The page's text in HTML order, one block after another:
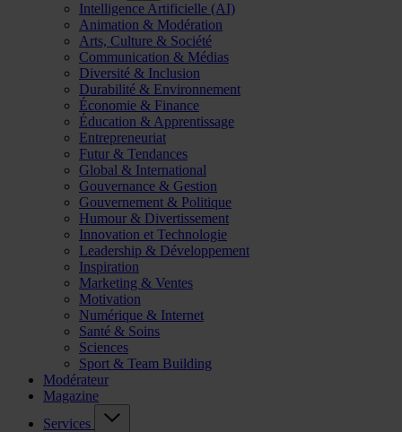
Intelligence Artificielle (AI)
Animation & Modération
Arts, Culture & Société
Communication & Médias
Diversité & Inclusion
Durabilité & Environnement
Économie & Finance
Éducation & Apprentissage
Entrepreneuriat
Futur & Tendances
Global & International
Gouvernance & Gestion
Gouvernement & Politique
Humour & Divertissement
Innovation et Technologie
Leadership & Développement
Inspiration
Marketing & Ventes
Motivation
Numérique & Internet
Santé & Soins
Sciences
Sport & Team Building
Modérateur
Magazine
Services